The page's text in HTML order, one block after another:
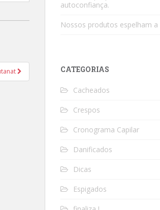
autoconfiança.
Nossos produtos espelham
CATEGORIAS
Cacheados
Crespos
Cronograma Capilar
Danificados
Dicas
Espigados